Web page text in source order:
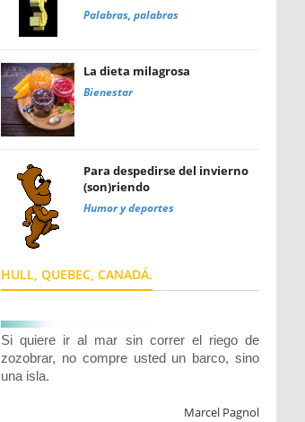
Palabras, palabras
La dieta milagrosa
Bienestar
Para despedirse del invierno
(son)riendo
Humor y deportes
HULL, QUEBEC, CANADÁ.
Si quiere ir al mar sin correr el riego de
zozobrar, no compre usted un barco, sino
una isla.
Marcel Pagnol